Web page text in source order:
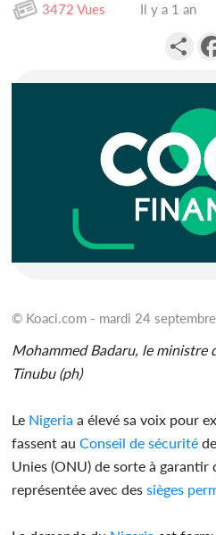
3472 Vues Il y a 1 an
© Koaci.com - mardi 24
Mohammed Badaru, le ministre
Tinubu (ph)
Le Nigeria a élevé sa voix pour
fassent au Conseil de sécurité
Unies (ONU) de sorte à
représentée avec des sièges